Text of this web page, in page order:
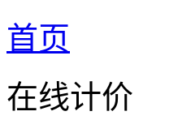
首页
在线计价